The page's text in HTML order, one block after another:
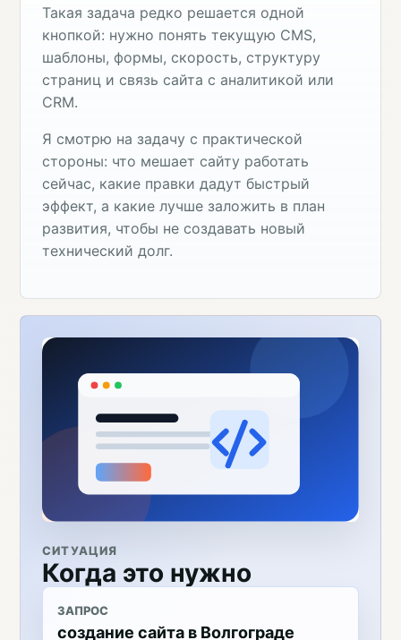
Такая задача редко решается одной
кнопкой: нужно понять текущую CMS,
шаблоны, формы, скорость, структуру
страниц и связь сайта с аналитикой или
CRM.
Я смотрю на задачу с практической
стороны: что мешает сайту работать
сейчас, какие правки дадут быстрый
эффект, а какие лучше заложить в план
развития, чтобы не создавать новый
технический долг.
СИТУАЦИЯ
Когда это нужно
ЗАПРОС
создание сайта в Волгограде